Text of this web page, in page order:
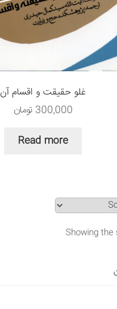
غلو حقیقت و اقسام آن
300,000 تومان
Read more
Showing